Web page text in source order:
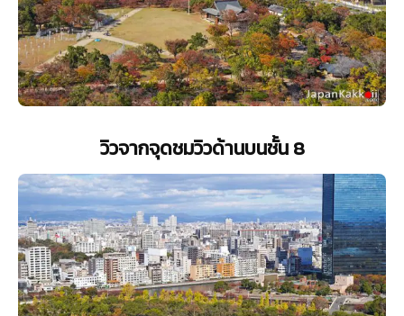
วิวจากจุดชมวิวด้านบนชั้น 8